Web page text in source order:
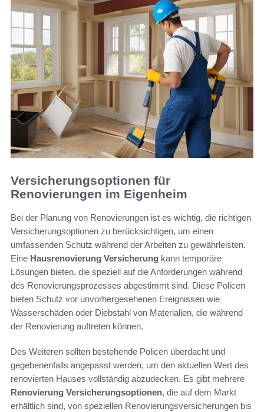
Versicherungsoptionen für
Renovierungen im Eigenheim
Bei der Planung von Renovierungen ist es wichtig, die richtigen
Versicherungsoptionen zu berücksichtigen, um einen
umfassenden Schutz während der Arbeiten zu gewährleisten.
Eine Hausrenovierung Versicherung kann temporäre
Lösungen bieten, die speziell auf die Anforderungen während
des Renovierungsprozesses abgestimmt sind. Diese Policen
bieten Schutz vor unvorhergesehenen Ereignissen wie
Wasserschäden oder Diebstahl von Materialien, die während
der Renovierung auftreten können.
Des Weiteren sollten bestehende Policen überdacht und
gegebenenfalls angepasst werden, um den aktuellen Wert des
renovierten Hauses vollständig abzudecken. Es gibt mehrere
Renovierung Versicherungsoptionen, die auf dem Markt
erhältlich sind, von speziellen Renovierungsversicherungen bis